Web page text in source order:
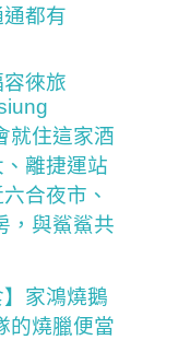
都有
容徠旅
就住這家酒
離捷運站
合夜市、
，與鯊鯊共
】家鴻燒鵝
的燒臘便當